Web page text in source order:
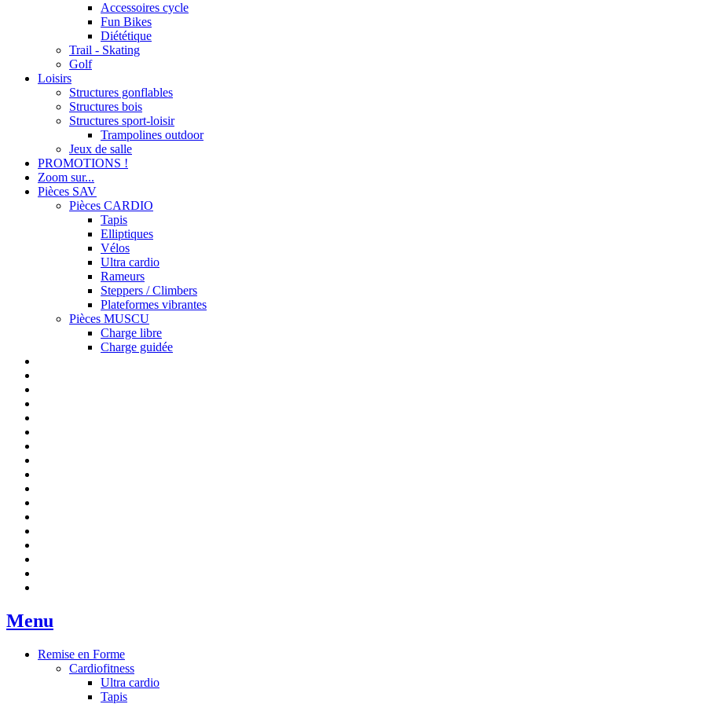
Accessoires cycle
Fun Bikes
Diététique
Trail - Skating
Golf
Loisirs
Structures gonflables
Structures bois
Structures sport-loisir
Trampolines outdoor
Jeux de salle
PROMOTIONS !
Zoom sur...
Pièces SAV
Pièces CARDIO
Tapis
Elliptiques
Vélos
Ultra cardio
Rameurs
Steppers / Climbers
Plateformes vibrantes
Pièces MUSCU
Charge libre
Charge guidée
Menu
Remise en Forme
Cardiofitness
Ultra cardio
Tapis